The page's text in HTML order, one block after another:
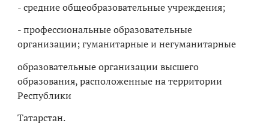
- средние общеобразовательные учреждения;
- профессиональные образовательные
организации; гуманитарные и негуманитарные
образовательные организации высшего
образования, расположенные на территории
Республики
Татарстан.